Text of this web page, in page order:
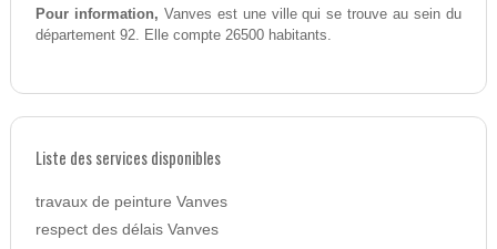
Pour information, Vanves est une ville qui se trouve au sein du
département 92. Elle compte 26500 habitants.
Liste des services disponibles
travaux de peinture Vanves
respect des délais Vanves